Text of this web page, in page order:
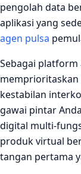
pengolah data
aplikasi yang
agen pulsa
Sebagai
kestabilan
gawai pintar
digital multi-
produk virtual
tangan pertama